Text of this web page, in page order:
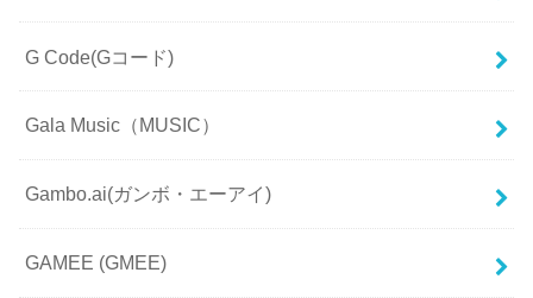
G Code(Gコード)
Gala Music（MUSIC）
Gambo.ai(ガンボ・エーアイ)
GAMEE (GMEE)